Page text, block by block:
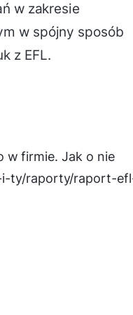
w zakresie
w spójny sposób
z EFL.
w firmie. Jak o nie
i-ty/raporty/raport-